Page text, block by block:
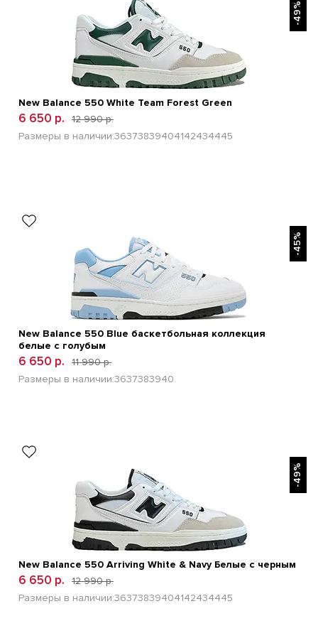
-49%
New Balance 550 White Team Forest Green
6 650 р.
12 990 р.
Размеры в наличии:36373839404142434445
-45%
New Balance 550 Blue баскетбольная коллекция
белые с голубым
6 650 р.
11 990 р.
Размеры в наличии:3637383940
-49%
New Balance 550 Arriving White & Navy Белые с черным
6 650 р.
12 990 р.
Размеры в наличии:36373839404142434445